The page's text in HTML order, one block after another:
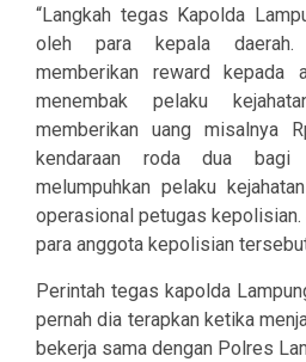
“Langkah tegas Kapolda
oleh para kepala daerah.
memberikan reward kepada
menembak pelaku
memberikan uang misalnya
kendaraan roda dua
melumpuhkan pelaku
operasional petugas
para anggota kepolisian
Perintah tegas kapolda
pernah dia terapkan ketika
bekerja sama dengan Polres